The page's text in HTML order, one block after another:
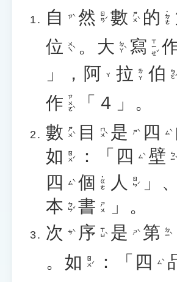
自 ㄗˋ 然 ㄖㄢˊ 數 ㄕㄨˋ 的 ˙ㄉㄜ
位 ㄨㄟˋ 。 大 ㄉㄚˋ 寫 ㄒㄧㄝˇ
」， 阿 ㄚ 拉 ㄌㄚ 伯 ㄅㄛˊ
作 ㄗㄨㄛˋ
「４」。
數 ㄕㄨˋ 目 ㄇㄨˋ 是 ㄕˋ 四 ㄙˋ
如 ㄖㄨˊ ：「 四 ㄙˋ 壁 ㄅㄧˋ
四
ㄙˋ 個 ˙ㄍㄜ 人 ㄖㄣˊ 」
本 ㄅㄣˇ 書 ㄕㄨ
」。
次
ㄘˋ 序 ㄒㄩˋ 是 ㄕˋ 第 ㄉㄧˋ
。 如 ㄖㄨˊ ：「 四 ㄙˋ